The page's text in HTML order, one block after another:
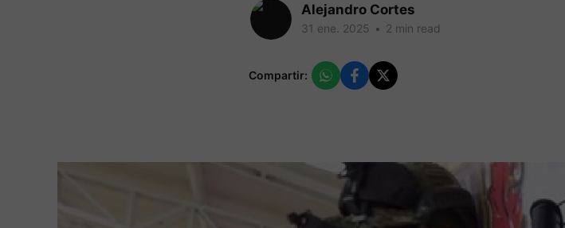
Alejandro Cortes
31 ene. 2025 • 2 min read
Compartir: